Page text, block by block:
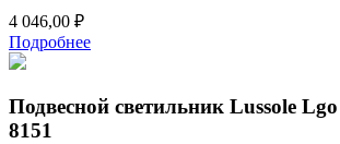
4 046,00 ₽
Подробнее
Подвесной светильник Lussole
8151